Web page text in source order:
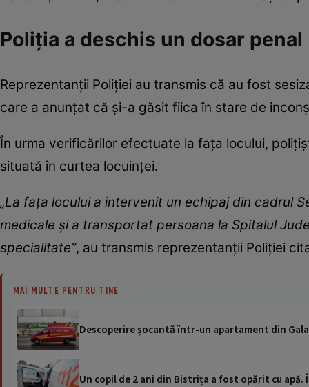
Poliția a deschis un dosar penal
Reprezentanții Poliției au transmis că au fost
care a anunțat că și-a găsit fiica în stare de
În urma verificărilor efectuate la fața locului,
situată în curtea locuinței.
„La fața locului a intervenit un echipaj din cadrul
medicale și a transportat persoana la Spitalul
specialitate”, au transmis reprezentanții Poliției
MAI MULTE PENTRU TINE
Descoperire șocantă într-un apartament din
Un copil de 2 ani din Bistrița a fost opărit cu apă.